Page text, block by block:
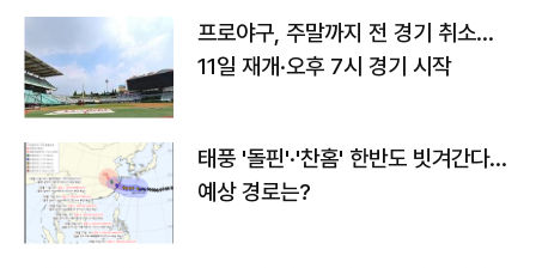
프로야구, 주말까지 전 경기 취소…
11일 재개·오후 7시 경기 시작
태풍 '돌핀'·'찬홈' 한반도 빗겨간다…
예상 경로는?